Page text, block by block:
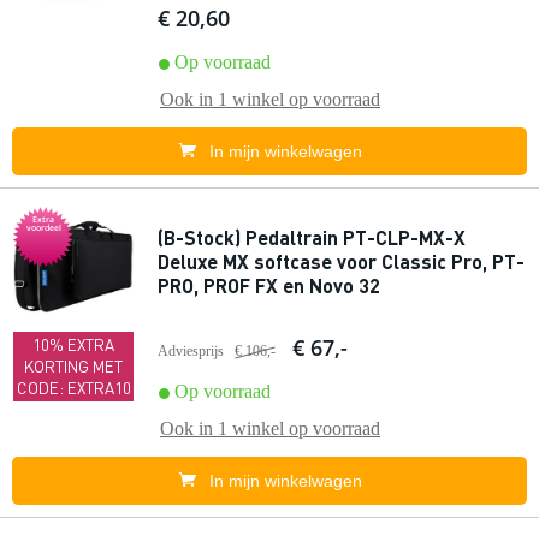
€ 20,60
Op voorraad
Ook in 1 winkel op voorraad
In mijn winkelwagen
Extra
voordeel
10% EXTRA
KORTING MET
CODE: EXTRA10
(B-Stock) Pedaltrain PT-CLP-MX-X
Deluxe MX softcase voor Classic Pro, PT-
PRO, PROF FX en Novo 32
Adviesprijs € 106,- € 67,-
Op voorraad
Ook in 1 winkel op voorraad
In mijn winkelwagen